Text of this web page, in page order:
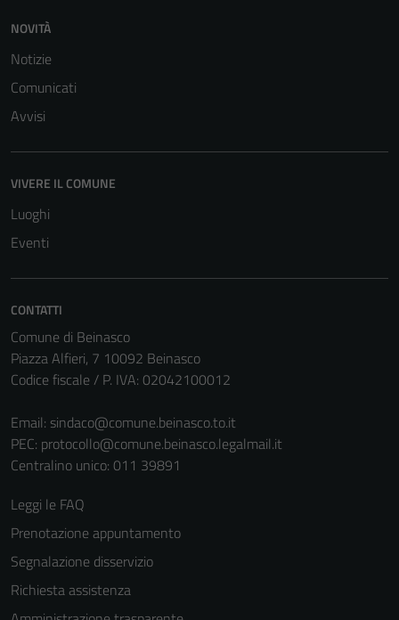
NOVITÀ
Notizie
Comunicati
Avvisi
VIVERE IL COMUNE
Luoghi
Eventi
CONTATTI
Comune di Beinasco
Piazza Alfieri, 7 10092 Beinasco
Codice fiscale / P. IVA: 02042100012
Email: sindaco@comune.beinasco.to.it
PEC: protocollo@comune.beinasco.legalmail.it
Centralino unico: 011 39891
Leggi le FAQ
Prenotazione appuntamento
Segnalazione disservizio
Richiesta assistenza